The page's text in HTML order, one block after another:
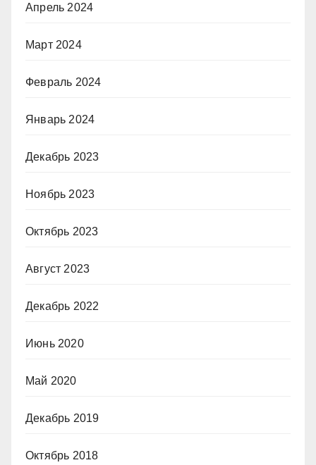
Апрель 2024
Март 2024
Февраль 2024
Январь 2024
Декабрь 2023
Ноябрь 2023
Октябрь 2023
Август 2023
Декабрь 2022
Июнь 2020
Май 2020
Декабрь 2019
Октябрь 2018